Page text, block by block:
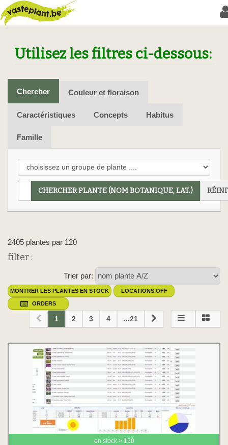
Utilisez les filtres ci-dessous:
Chercher Couleur et floraison
Caractéristiques Concepts Habitus
Famille
CHERCHER PLANTE (NOM BOTANIQUE, LAT.)
2405 plantes par 120
filter :
Trier par:
MONTRER LES PLANTES EN STOCK LOCATIONS OFF
ORDERS
1 2 3 4 ...21
en stock > 150